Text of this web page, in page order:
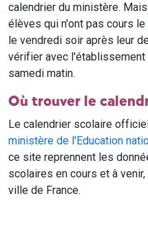
calendrier du ministère.
élèves qui n'ont pas cours
le vendredi soir après leur
vérifier avec
samedi matin.
Où trouver le
Le calendrier scolaire
ministère de l'Education
ce site reprennent les
scolaires en cours et à
ville de France.